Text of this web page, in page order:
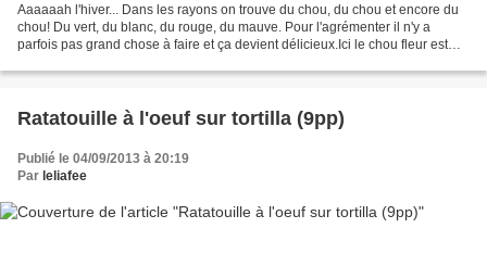
Aaaaaah l'hiver... Dans les rayons on trouve du chou, du chou et encore du
chou! Du vert, du blanc, du rouge, du mauve. Pour l'agrémenter il n'y a
parfois pas grand chose à faire et ça devient délicieux.Ici le chou fleur est
Ratatouille à l'oeuf sur tortilla (9pp)
Publié le 04/09/2013 à 20:19
Par leliafee